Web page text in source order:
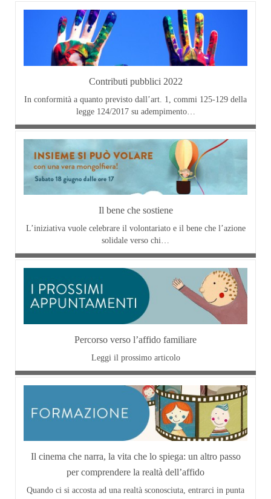
Contributi pubblici 2022
In conformità a quanto previsto dall’art. 1, commi 125-129 della
legge 124/2017 su adempimento…
Il bene che sostiene
L’iniziativa vuole celebrare il volontariato e il bene che l’azione
solidale verso chi…
Percorso verso l’affido familiare
Leggi il prossimo articolo
Il cinema che narra, la vita che lo spiega: un altro passo
per comprendere la realtà dell’affido
Quando ci si accosta ad una realtà sconosciuta, entrarci in punta